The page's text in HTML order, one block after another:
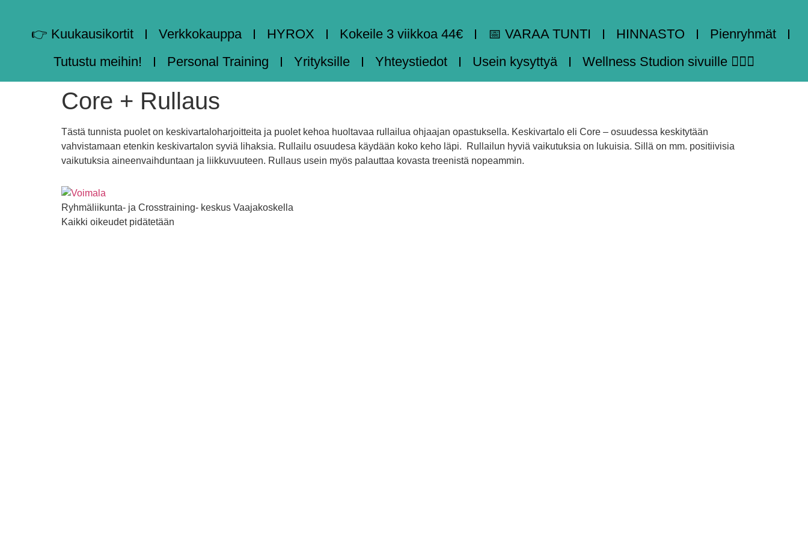
👉 Kuukausikortit Verkkokauppa HYROX Kokeile 3 viikkoa 44€ 📅 VARAA TUNTI HINNASTO
Pienryhmät
Tutustu meihin!
Personal Training Yrityksille Yhteystiedot Usein kysyttyä Wellness Studion sivuille 🧘🏻‍♀️
Core + Rullaus
Tästä tunnista puolet on keskivartaloharjoitteita ja puolet kehoa huoltavaa rullailua ohjaajan opastuksella. Keskivartalo eli Core – osuudessa keskitytään
vahvistamaan etenkin keskivartalon syviä lihaksia. Rullailu osuudesa käydään koko keho läpi. Rullailun hyviä vaikutuksia on lukuisia. Sillä on mm. positiivisia
vaikutuksia aineenvaihduntaan ja liikkuvuuteen. Rullaus usein myös palauttaa kovasta treenistä nopeammin.
Ryhmäliikunta- ja Crosstraining- keskus Vaajakoskella
Kaikki oikeudet pidätetään